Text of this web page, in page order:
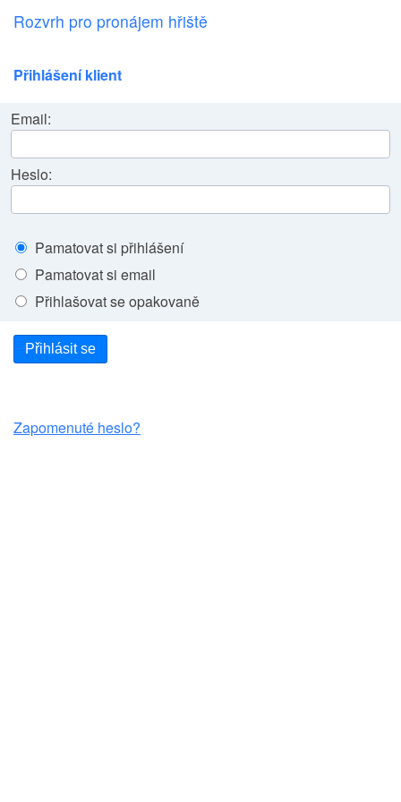
Rozvrh pro pronájem hřiště
Přihlášení klient
Email:
Heslo:
Pamatovat si přihlášení
Pamatovat si email
Přihlašovat se opakovaně
Přihlásit se
Zapomenuté heslo?